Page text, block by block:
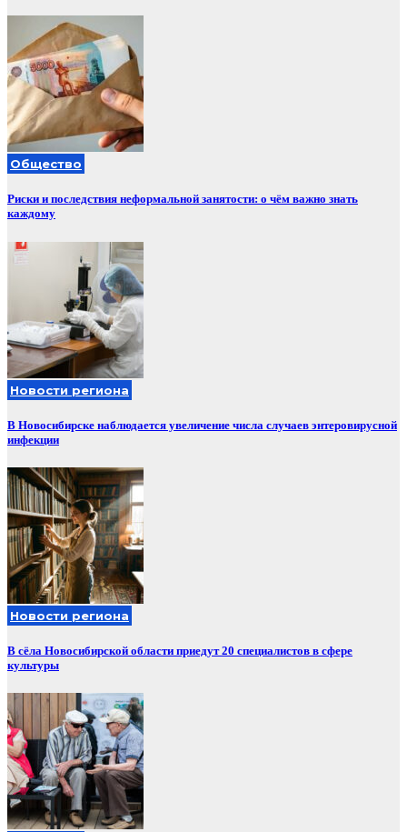
Общество
Риски и последствия неформальной занятости: о чём важно знать
каждому
Новости региона
В Новосибирске наблюдается увеличение числа случаев энтеровирусной
инфекции
Новости региона
В сёла Новосибирской области приедут 20 специалистов в сфере
культуры